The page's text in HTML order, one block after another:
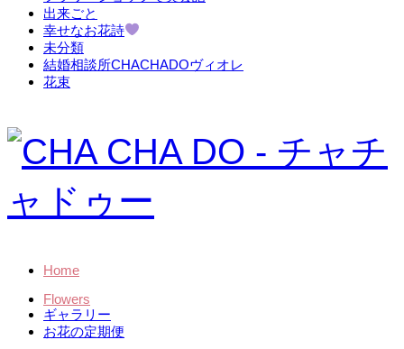
出来ごと
幸せなお花詩
未分類
結婚相談所CHACHADOヴィオレ
花束
Home
Flowers
ギャラリー
お花の定期便